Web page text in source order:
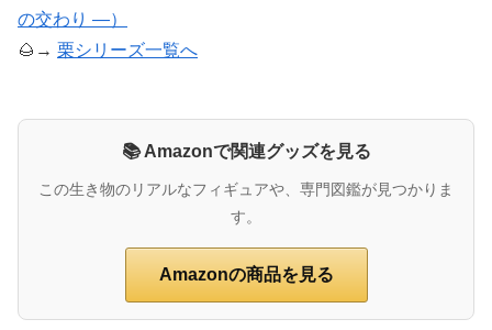
の交わり ―）
🌰→ 栗シリーズ一覧へ
📚 Amazonで関連グッズを見る
この生き物のリアルなフィギュアや、専門図鑑が見つかりま
す。
Amazonの商品を見る